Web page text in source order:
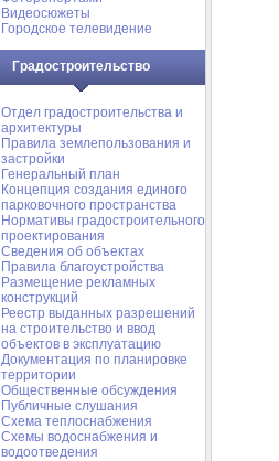
Видеосюжеты
Городское телевидение
Градостроительство
Отдел градостроительства и
архитектуры
Правила землепользования и
застройки
Генеральный план
Концепция создания единого
парковочного пространства
Нормативы градостроительного
проектирования
Сведения об объектах
Правила благоустройства
Размещение рекламных
конструкций
Реестр выданных разрешений
на строительство и ввод
объектов в эксплуатацию
Документация по планировке
территории
Общественные обсуждения
Публичные слушания
Схема теплоснабжения
Схемы водоснабжения и
водоотведения